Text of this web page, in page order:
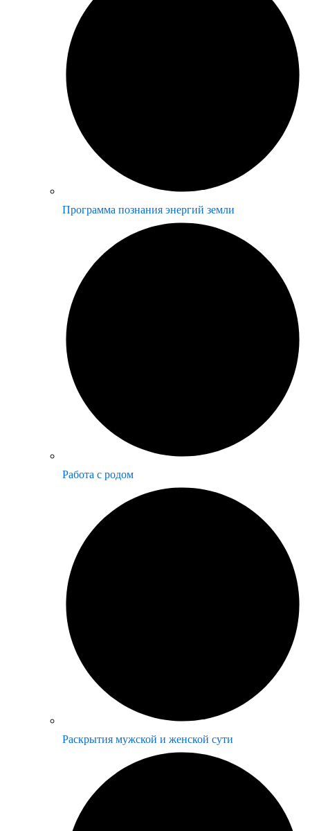
Программа познания энергий земли
Работа с родом
Раскрытия мужской и женской сути